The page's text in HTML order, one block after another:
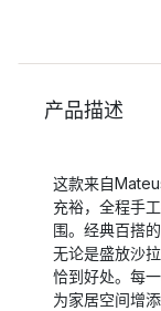
产品描述
这款来自
充裕，全程手
围。经典百搭
无论是盛放沙
恰到好处。每
为家居空间增